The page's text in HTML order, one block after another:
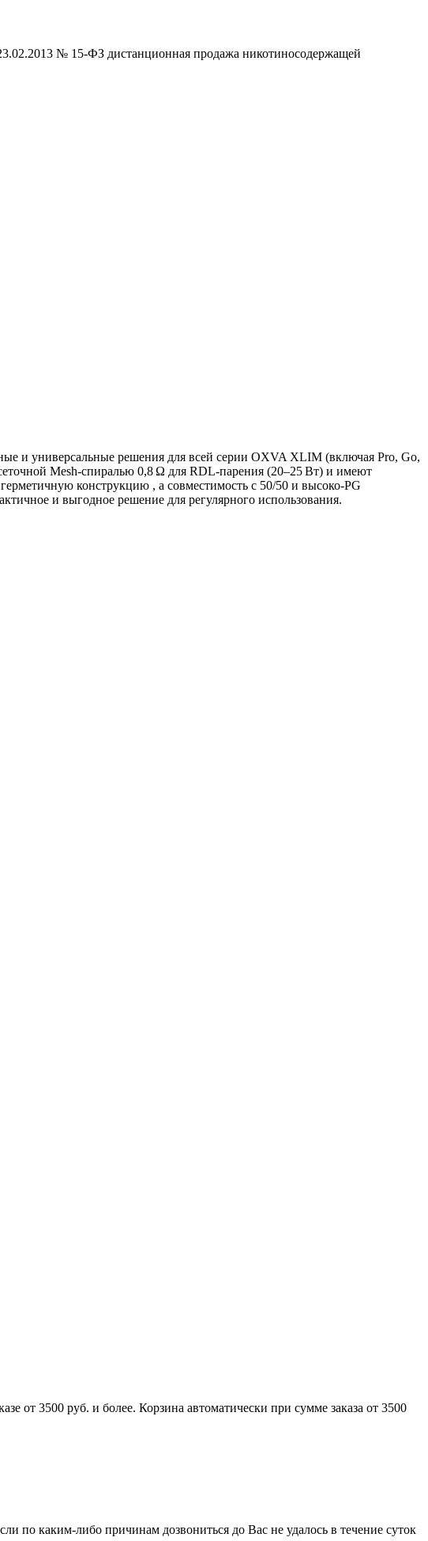
№ 15-ФЗ дистанционная продажа никотиносодержащей
и универсальные решения для всей серии OXVA XLIM (включая Pro, Go,
Mesh-спиралью 0,8 Ω для RDL-парения (20–25 Вт) и имеют
конструкцию , а совместимость с 50/50 и высоко-PG
и выгодное решение для регулярного использования.
от 3500 руб. и более. Корзина автоматически при сумме заказа от 3500
по каким-либо причинам дозвониться до Вас не удалось в течение суток